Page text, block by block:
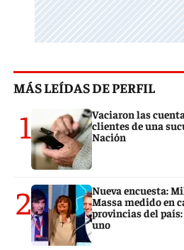
MÁS LEÍDAS DE PERFIL
1
Vaciaron las
clientes de una
Nación
2
Nueva encuesta:
Massa medido en
provincias del
uno